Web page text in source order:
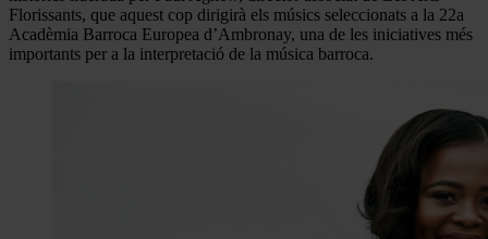
Florissants, que aquest cop dirigirà els músics seleccionats a la 22a
Acadèmia Barroca Europea d’Ambronay, una de les iniciatives més
importants per a la interpretació de la música barroca.